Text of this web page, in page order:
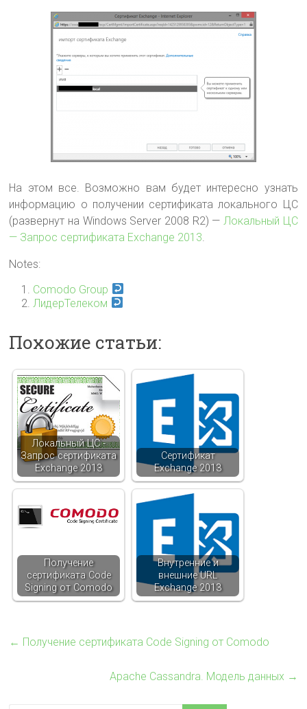
На этом все. Возможно вам будет интересно узнать
информацию о получении сертификата локального ЦС
(развернут на Windows Server 2008 R2) — Локальный ЦС
— Запрос сертификата Exchange 2013.
Notes:
Comodo Group
ЛидерТелеком
Похожие статьи:
Локальный ЦС -
Запрос сертификата
Exchange 2013
Сертификат
Exchange 2013
Получение
сертификата Code
Signing от Comodo
Внутренние и
внешние URL
Exchange 2013
← Получение сертификата Code Signing от Comodo
Apache Cassandra. Модель данных →